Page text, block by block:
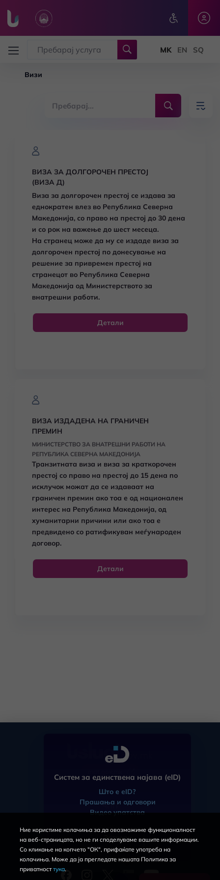
Визи
ВИЗА ЗА ДОЛГОРОЧЕН ПРЕСТОЈ
(ВИЗА Д)
Виза за долгорочен престој се издава за
еднократен влез во Република Северна
Македонија, со право на престој до 30 дена
и со рок на важење до шест месеца.
На странец може да му се издаде виза за
долгорочен престој по донесување на
решение за привремен престој на
странецот во Република Северна
Македонија од Министерството за
внатрешни работи.
Детали
ВИЗА ИЗДАДЕНА НА ГРАНИЧЕН
ПРЕМИН
МИНИСТЕРСТВО ЗА ВНАТРЕШНИ РАБОТИ НА
РЕПУБЛИКА СЕВЕРНА МАКЕДОНИЈА
Транзитната виза и виза за краткорочен
престој со право на престој до 15 дена по
исклучок можат да се издаваат на
граничен премин ако тоа е од национален
интерес на Република Македонија, од
хуманитарни причини или ако тоа е
предвидено со ратификуван меѓународен
договор.
Детали
ЧПП
eID
За порталот
Услови за користење
Политика за приватност
Систем за единствена најава (eID)
Што е eID?
Прашања и одговори
Видео упатства
Затвори
Ние користиме колачиња за да овозможиме функционалност
на веб-страницата, но не ги споделуваме вашите информации.
Со кликање на копчето "ОК", прифаќате употреба на
колачиња. Може да ја прегледате нашата Политика за
приватносттука.